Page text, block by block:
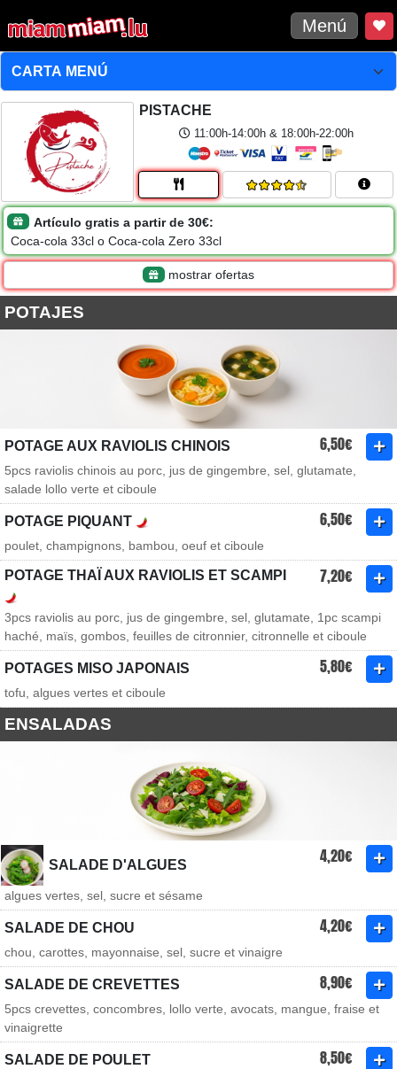
Menú
PISTACHE
11:00h-14:00h & 18:00h-22:00h
Artículo gratis a partir de 30€:
Coca-cola 33cl o Coca-cola Zero 33cl
mostrar ofertas
POTAJES
POTAGE AUX RAVIOLIS CHINOIS 6,50€
5pcs raviolis chinois au porc, jus de gingembre, sel, glutamate,
salade lollo verte et ciboule
POTAGE PIQUANT 6,50€
poulet, champignons, bambou, oeuf et ciboule
POTAGE THAÏ AUX RAVIOLIS ET SCAMPI 7,20€
3pcs raviolis au porc, jus de gingembre, sel, glutamate, 1pc scampi
haché, maïs, gombos, feuilles de citronnier, citronnelle et ciboule
POTAGES MISO JAPONAIS 5,80€
tofu, algues vertes et ciboule
ENSALADAS
SALADE D'ALGUES 4,20€
algues vertes, sel, sucre et sésame
SALADE DE CHOU 4,20€
chou, carottes, mayonnaise, sel, sucre et vinaigre
SALADE DE CREVETTES 8,90€
5pcs crevettes, concombres, lollo verte, avocats, mangue, fraise et
vinaigrette
SALADE DE POULET 8,50€